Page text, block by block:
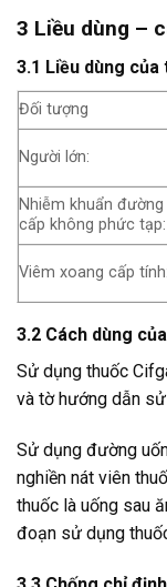
3 Liều dùng –
3.1 Liều dùng
Đối tượng
Người lớn:
Nhiễm khuẩn
cấp không phức tạp:
Viêm xoang cấp tính:
3.2 Cách dùng
Sử dụng thuốc
và tờ hướng dẫn
Sử dụng đường
nghiền nát viên
thuốc là uống sau
đoạn sử dụng